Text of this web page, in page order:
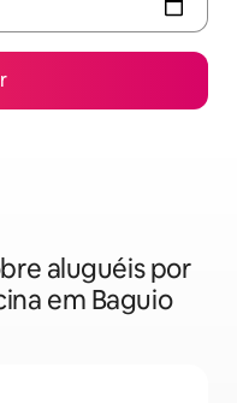
aluguéis por
em Baguio